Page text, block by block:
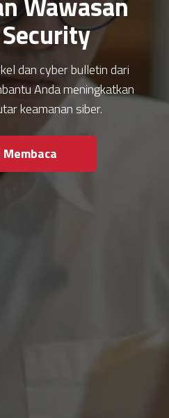
dan cyber bulletin dari
Anda meningkatkan
keamanan siber.